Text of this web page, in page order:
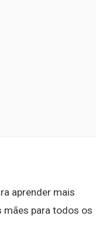
aprender mais
mães para todos os